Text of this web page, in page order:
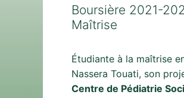
Boursière 2021-
Maîtrise
Étudiante à la maîtrise
Nassera Touati, son
Centre de Pédiatrie